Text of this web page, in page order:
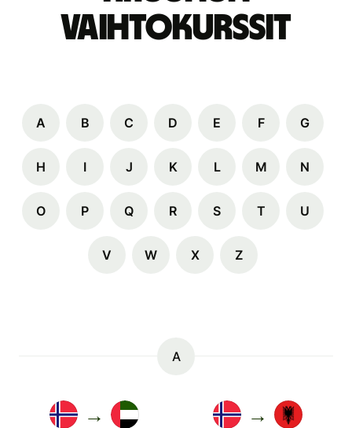
vaihtokurssit
A B C D E F G
H I J K L M N
O P Q R S T U
V W X Z
A
→ →